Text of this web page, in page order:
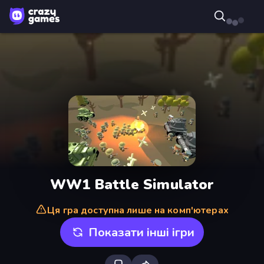
WW1 Battle Simulator
Ця гра доступна лише на комп'ютерах
Показати інші ігри